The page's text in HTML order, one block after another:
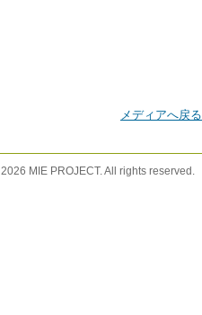
メディアへ戻る
2026 MIE PROJECT. All rights reserved.